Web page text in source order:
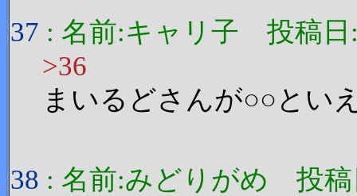
37 : 名前:キャリ子 投稿日
>36
まいるどさんが○○とい
38 : 名前:みどりがめ 投稿